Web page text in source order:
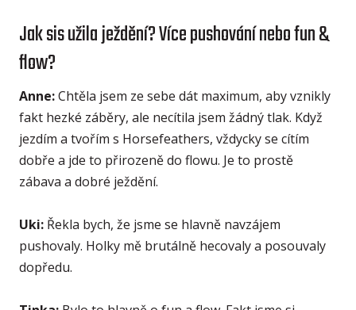
Jak sis užila ježdění? Více pushování nebo fun &
flow?
Anne:Chtěla jsem ze sebe dát maximum, aby vznikly
fakt hezké záběry, ale necítila jsem žádný tlak. Když
jezdím a tvořím s Horsefeathers, vždycky se cítím
dobře a jde to přirozeně do flowu. Je to prostě
zábava a dobré ježdění.
Uki: Řekla bych, že jsme se hlavně navzájem
pushovaly. Holky mě brutálně hecovaly a posouvaly
dopředu.